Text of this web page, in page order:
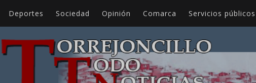
Deportes Sociedad Opinión Comarca Servicios públicos